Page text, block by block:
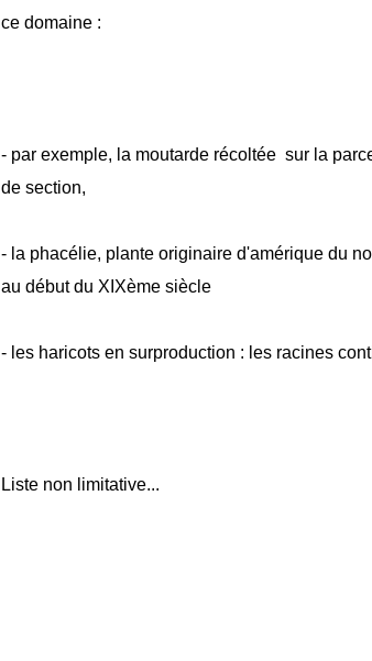
ce domaine :
- par exemple, la moutarde récoltée sur la
de section,
- la phacélie, plante originaire d'amérique du
au début du XIXème siècle
- les haricots en surproduction : les racines
Liste non limitative...